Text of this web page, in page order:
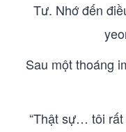
Tư. Nhớ đến
Sau một thoáng
“Thật sự… tôi